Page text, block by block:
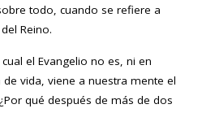
todo, cuando se refiere a
Reino.
el Evangelio no es, ni en
vida, viene a nuestra mente el
qué después de más de dos